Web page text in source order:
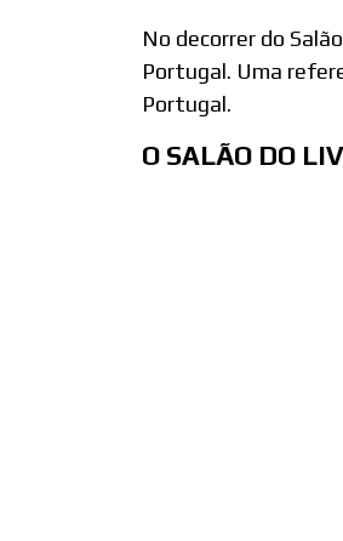
No decorrer do
Portugal. Uma
Portugal.
O SALÃO DO